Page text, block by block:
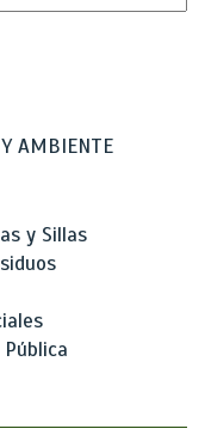
Y AMBIENTE
y Sillas